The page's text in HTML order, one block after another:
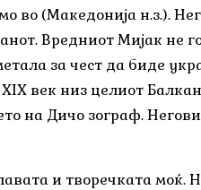
во (Македонија н.з.).
Вредниот Мијак не
за чест да биде
век низ целиот
на Дичо зограф.
и творечката моќ.